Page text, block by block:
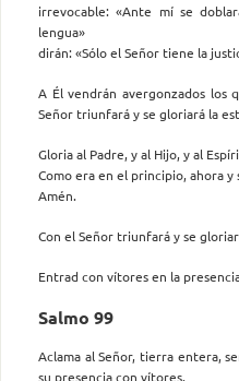
irrevocable: «Ante mí se
lengua»
dirán: «Sólo el Señor tiene la
A Él vendrán avergonzados los
Señor triunfará y se gloriará la
Gloria al Padre, y al Hijo, y al
Como era en el principio, ahora y
Amén.
Con el Señor triunfará y se
Entrad con vítores en la
Salmo 99
Aclama al Señor, tierra entera,
su presencia con vítores.